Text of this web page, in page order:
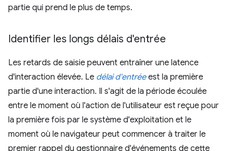
partie qui prend le plus de temps.
Identifier les longs délais d'entrée
Les retards de saisie peuvent entraîner une latence
d'interaction élevée. Le délai d'entréeest la première
partie d'une interaction. Il s'agit de la période écoulée
entre le moment où l'action de l'utilisateur est reçue pour
la première fois par le système d'exploitation et le
moment où le navigateur peut commencer à traiter le
premier rappel du gestionnaire d'événements de cette